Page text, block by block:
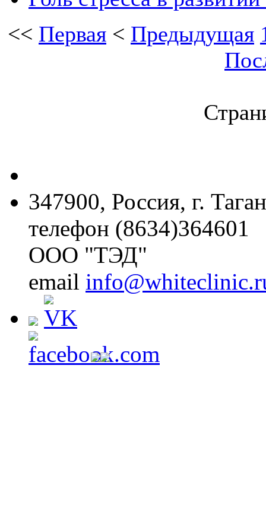
<< Первая < Предыдущая
347900, Россия, г.
телефон (8634)364601
ООО "ТЭД"
email